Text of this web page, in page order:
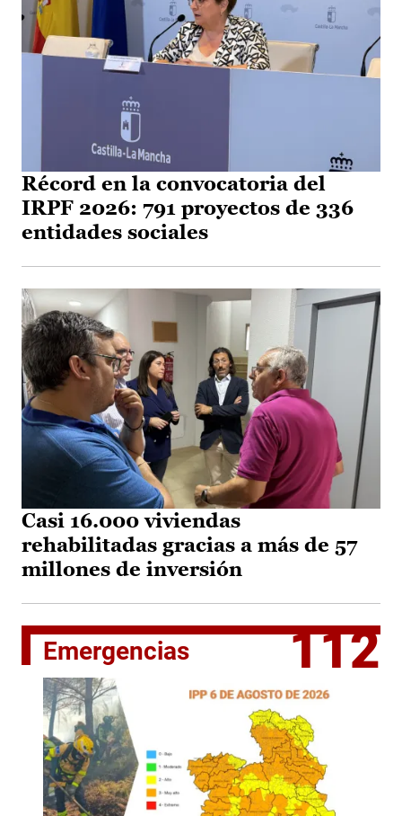
Récord en la convocatoria del
IRPF 2026: 791 proyectos de 336
entidades sociales
Casi 16.000 viviendas
rehabilitadas gracias a más de 57
millones de inversión
Emergencias 112